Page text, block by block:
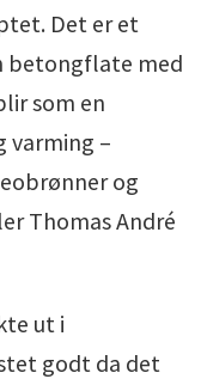
Det er et
betongflate med
som en
varming –
og
Thomas André
ut i
godt da det